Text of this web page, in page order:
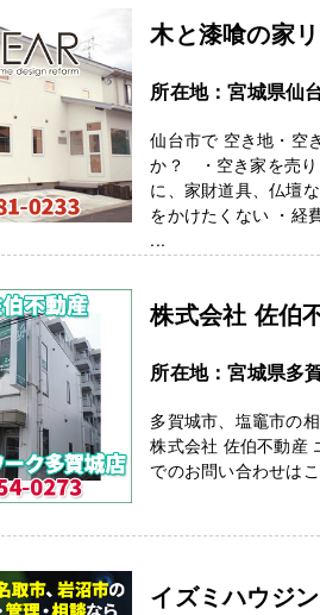
木と漆喰の家
所在地：宮城県仙
仙台市で 空き地・空
か？ ・空き家を売り
に、家財道具、仏壇
をかけたくない ・経
...
株式会社 佐伯
所在地：宮城県多
多賀城市、塩竈市の
株式会社 佐伯不動産
でのお問い合わせは
イズミハウジ